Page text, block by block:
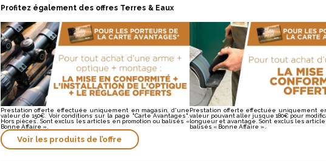
Profitez également des offres Terres & Eaux
Prestation offerte effectuée uniquement en magasin, d'une
valeur de 150€. Voir conditions sur la page "Carte Avantages".
Hors pièces. Sont exclus les articles en promotion ou balisés «
Bonne Affaire ».
Voir les produits de l’offre
Prestation offerte effectuée uniquement
valeur pouvant aller jusque 180€ pour
longueur et avantage. Sont exclus les
balisés « Bonne Affaire ».